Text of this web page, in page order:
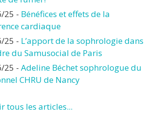
25 - Bénéfices et effets de la
cardiaque
25 - L’apport de la sophrologie dans
du Samusocial de Paris
25 - Adeline Béchet sophrologue du
CHRU de Nancy
tous les articles...